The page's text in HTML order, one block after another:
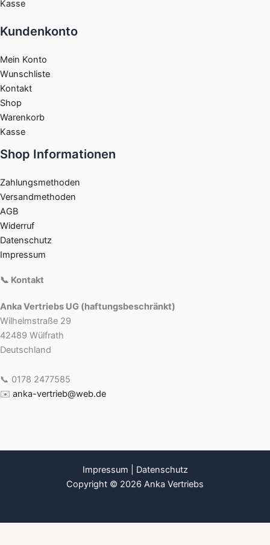
Kasse
Kundenkonto
Mein Konto
Wunschliste
Kontakt
Shop
Warenkorb
Kasse
Shop Informationen
Zahlungsmethoden
Versandmethoden
AGB
Widerruf
Datenschutz
Impressum
📞 Kontakt
Anka Vertriebs UG (haftungsbeschränkt)
Wilhelmstraße 29
42489 Wülfrath
Deutschland
📞 0178 2477585
✉️ anka-vertrieb@web.de
Impressum
Datenschutz
Copyright © 2026 Anka Vertriebs